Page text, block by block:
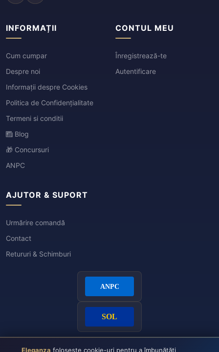
INFORMAȚII
Cum cumpar
Despre noi
Informații despre Cookies
Politica de Confidențialitate
Termeni si conditii
Blog
🎁 Concursuri
ANPC
CONTUL MEU
Înregistrează-te
Autentificare
AJUTOR & SUPORT
Urmărire comandă
Contact
Retururi & Schimburi
Eleganza folosește cookie-uri pentru a îmbunătăți